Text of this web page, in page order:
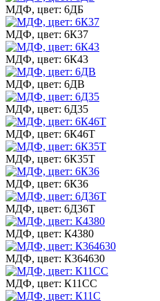
МДФ, цвет: 6ДБ
МДФ, цвет: 6К37
МДФ, цвет: 6К43
МДФ, цвет: 6ДВ
МДФ, цвет: 6Д35
МДФ, цвет: 6К46Т
МДФ, цвет: 6К35Т
МДФ, цвет: 6К36
МДФ, цвет: 6Д36Т
МДФ, цвет: К4380
МДФ, цвет: К364630
МДФ, цвет: К11СС